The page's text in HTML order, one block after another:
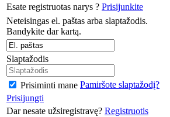
Esate registruotas narys ? Prisijunkite
Neteisingas el. paštas arba slaptažodis.
Bandykite dar kartą.
Slaptažodis
Prisiminti mane Pamiršote slaptažodį?
Prisijungti
Dar nesate užsiregistravę? Registruotis